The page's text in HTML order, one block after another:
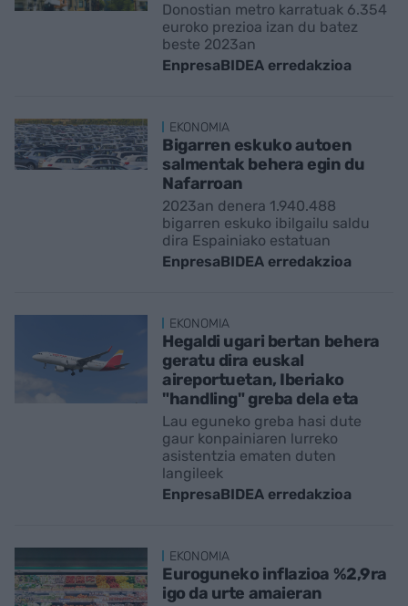
Donostian metro karratuak 6.354
euroko prezioa izan du batez
beste 2023an
EnpresaBIDEA erredakzioa
EKONOMIA
Bigarren eskuko autoen
salmentak behera egin du
Nafarroan
2023an denera 1.940.488
bigarren eskuko ibilgailu saldu
dira Espainiako estatuan
EnpresaBIDEA erredakzioa
EKONOMIA
Hegaldi ugari bertan behera
geratu dira euskal
aireportuetan, Iberiako
"handling" greba dela eta
Lau eguneko greba hasi dute
gaur konpainiaren lurreko
asistentzia ematen duten
langileek
EnpresaBIDEA erredakzioa
EKONOMIA
Euroguneko inflazioa %2,9ra
igo da urte amaieran